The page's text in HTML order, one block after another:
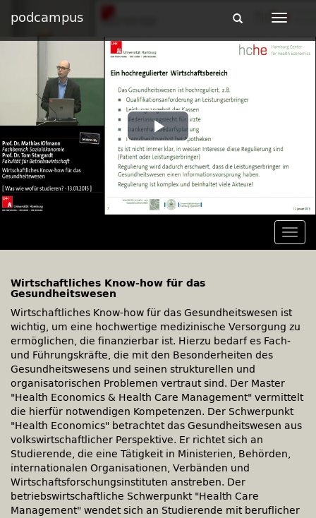
podcampus
Toggle
Toggle
Play
Video
Wirtschaftliches Know-how für das
Gesundheitswesen
Wirtschaftliches Know-how für das Gesundheitswesen ist
wichtig, um eine hochwertige medizinische Versorgung zu
ermöglichen, die finanzierbar ist. Hierzu bedarf es Fach-
und Führungskräfte, die mit den Besonderheiten des
Gesundheitswesens und seinen strukturellen und
organisatorischen Problemen vertraut sind. Der Master
Health Economics & Health Care Management vermittelt
die hierfür notwendigen Kompetenzen. Der Schwerpunkt
Health Economics
betrachtet das Gesundheitswesen aus
volkswirtschaftlicher Perspektive. Er richtet sich an
Studierende, die eine Tätigkeit in Ministerien, Behörden,
internationalen Organisationen, Verbänden und
Wirtschaftsforschungsinstituten anstreben. Der
betriebswirtschaftliche Schwerpunkt Health Care
Management wendet sich an Studierende mit beruflicher